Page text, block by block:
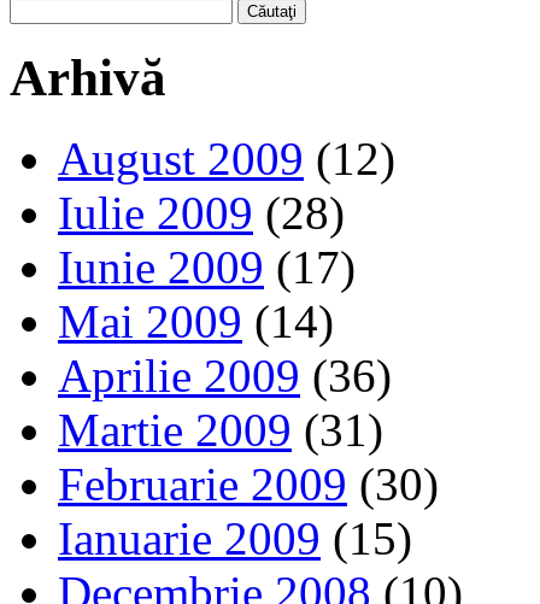
Arhivă
August 2009 (12)
Iulie 2009 (28)
Iunie 2009 (17)
Mai 2009 (14)
Aprilie 2009 (36)
Martie 2009 (31)
Februarie 2009 (30)
Ianuarie 2009 (15)
Decembrie 2008 (10)